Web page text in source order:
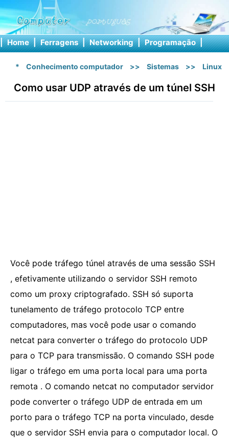
| Home | Ferragens | Networking | Programação |
* Conhecimento computador >> Sistemas >> Linux
Como usar UDP através de um túnel SSH
Você pode tráfego túnel através de uma sessão SSH
, efetivamente utilizando o servidor SSH remoto
como um proxy criptografado. SSH só suporta
tunelamento de tráfego protocolo TCP entre
computadores, mas você pode usar o comando
netcat para converter o tráfego do protocolo UDP
para o TCP para transmissão. O comando SSH pode
ligar o tráfego em uma porta local para uma porta
remota . O comando netcat no computador servidor
pode converter o tráfego UDP de entrada em um
porto para o tráfego TCP na porta vinculado, desde
que o servidor SSH envia para o computador local. O